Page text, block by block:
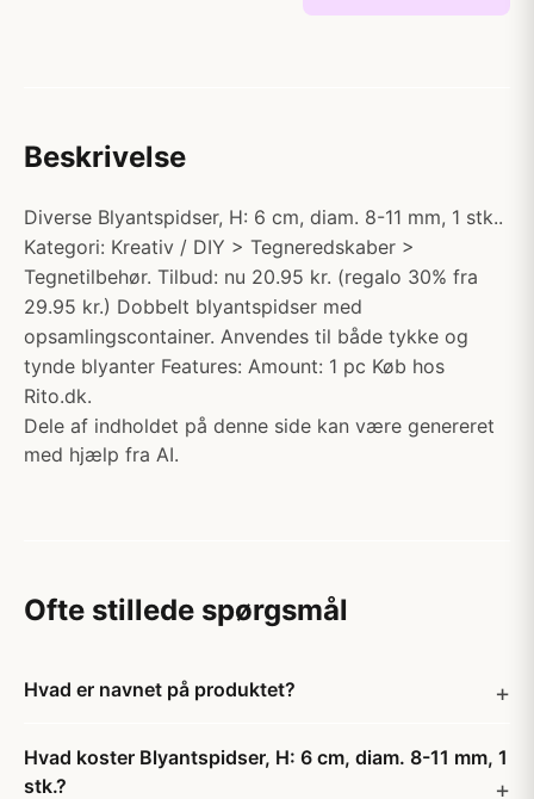
Beskrivelse
Diverse Blyantspidser, H: 6 cm, diam. 8-11 mm, 1 stk..
Kategori: Kreativ / DIY > Tegneredskaber >
Tegnetilbehør. Tilbud: nu 20.95 kr. (regalo 30% fra
29.95 kr.) Dobbelt blyantspidser med
opsamlingscontainer. Anvendes til både tykke og
tynde blyanter Features: Amount: 1 pc Køb hos
Rito.dk.
Dele af indholdet på denne side kan være genereret
med hjælp fra AI.
Ofte stillede spørgsmål
Hvad er navnet på produktet?
Hvad koster Blyantspidser, H: 6 cm, diam. 8-11 mm, 1
stk.?